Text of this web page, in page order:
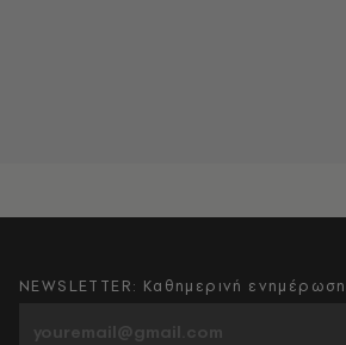
NEWSLETTER: Καθημερινή